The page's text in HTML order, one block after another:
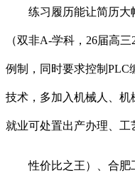
练习履历能让简历大
（双非A-学科，26届高
例制，同时要求控制PLC
技术，多加入机械人、
就业可处置出产办理、工
性价比之王）、合肥